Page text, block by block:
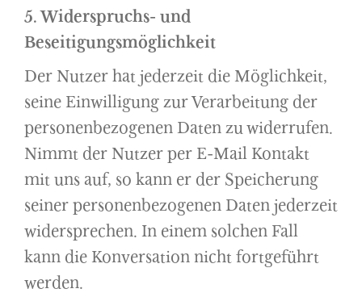
5. Widerspruchs- und
Beseitigungsmöglichkeit
Der Nutzer hat jederzeit die Möglichkeit,
seine Einwilligung zur Verarbeitung der
personenbezogenen Daten zu widerrufen.
Nimmt der Nutzer per E-Mail Kontakt
mit uns auf, so kann er der Speicherung
seiner personenbezogenen Daten jederzeit
widersprechen. In einem solchen Fall
kann die Konversation nicht fortgeführt
werden.